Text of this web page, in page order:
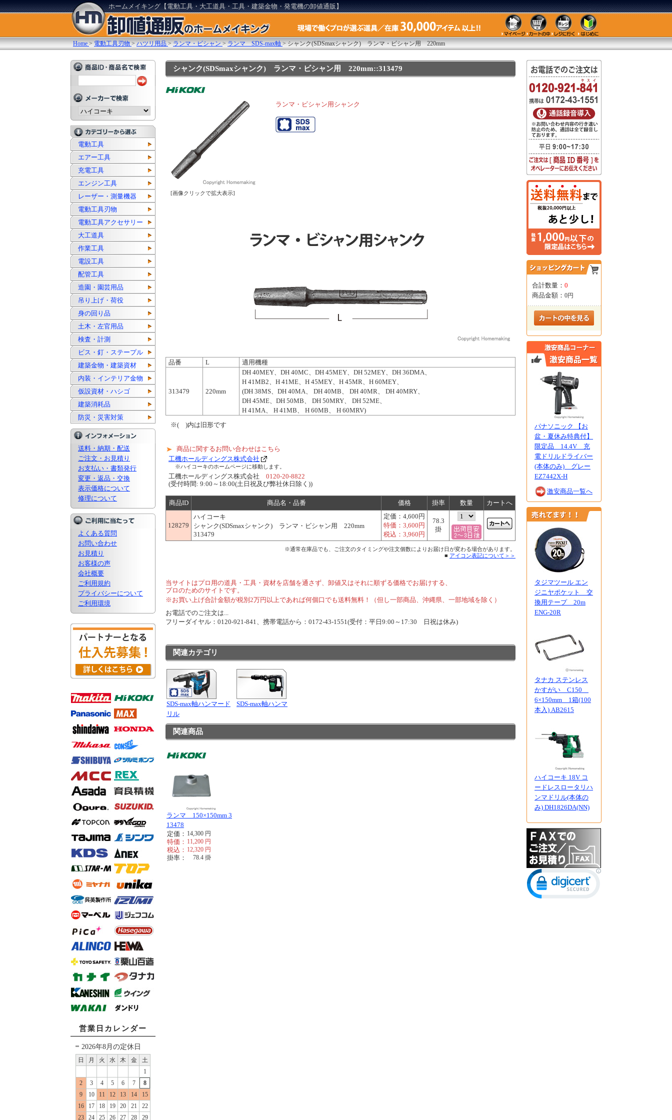
ホームメイキング【電動工具・大工道具・工具・建築金物・発電機の卸値通販】
Home >電動工具刃物 >ハツリ用品 >ランマ・ビシャン >ランマ SDS-max軸 >シャンク(SDSmaxシャンク) ランマ・ビシャン用 220mm
電動工具
エアー工具
充電工具
エンジン工具
レーザー・測量機器
電動工具刃物
電動工具アクセサリー
大工道具
作業工具
電設工具
配管工具
造園・園芸用品
吊り上げ・荷役
身の回り品
土木・左官用品
検査・計測
ビス・釘・ステープル
建築金物・建築資材
内装・インテリア金物
仮設資材・ハシゴ
建築消耗品
防災・災害対策
送料・納期・配送
ご注文・お見積り
お支払い・書類発行
変更・返品・交換
表示価格について
修理について
よくある質問
お問い合わせ
お見積り
お客様の声
会社概要
ご利用規約
プライバシーについて
ご利用環境
営業日カレンダー
2026年8月の定休日
日 月 火 水 木 金
土
1
2
3 4 5 6 7
8
9
10 11 12 13 14
15
16
17 18 19 20 21
22
23
24 25 26 27 28 29
シャンク(SDSmaxシャンク) ランマ・ビシャン用 220mm::313479
[画像クリックで拡大表示]
ランマ・ビシャン用シャンク
品番 L 適用機種
313479 220mm
DH 40MEY、DH 40MC、DH 45MEY、DH 52MEY、DH 36DMA、
H 41MB2、H 41ME、H 45MEY、H 45MR、H 60MEY、
(DH 38MS、DH 40MA、 DH 40MB、 DH 40MR、 DH 40MRY、
DH 45ME、DH 50MB、 DH 50MRY、 DH 52ME、
H 41MA、 H 41MB、 H 60MB、 H 60MRV)
※( )内は旧形です
商品に関するお問い合わせはこちら
工機ホールディングス株式会社
※ハイコーキのホームページに移動します。
工機ホールディングス株式会社 0120-20-8822
(受付時間: 9:00～18:00(土日祝及び弊社休日除く))
商品ID 商品名・品番 価格 掛率 数量 カートへ
128279
ハイコーキ
シャンク(SDSmaxシャンク) ランマ・ビシャン用 220mm
313479
定価： 4,600円
特価： 3,600円
税込： 3,960円
78.3
掛
※通常在庫品でも、ご注文のタイミングや注文個数によりお届け日が変わる場合があります。
■ アイコン表記について＞＞
当サイトはプロ用の道具・工具・資材を店舗を通さず、卸値又はそれに順ずる価格でお届けする、
プロのためのサイトです。
※お買い上げ合計金額が税別2万円以上であれば何個口でも送料無料！（但し一部商品、沖縄県、一部地域を除く）
お電話でのご注文は...
フリーダイヤル：0120-921-841、携帯電話から：0172-43-1551(受付：平日9:00～17:30 日祝は休み)
関連カテゴリ
SDS-max軸ハンマード
リル
SDS-max軸ハンマ
関連商品
ランマ 150×150mm 3
13478
定価： 14,300 円
特価： 11,200 円
税込： 12,320 円
掛率： 78.4 掛
合計数量： 0
商品金額： 0円
パナソニック 【お
盆・夏休み特典付】
限定品 14.4V 充
電ドリルドライバー
(本体のみ) グレー
EZ7442X-H
激安商品一覧へ
タジマツール エン
ジニヤポケット 交
換用テープ 20m
ENG-20R
タナカ ステンレス
かすがい C150
6×150mm 1箱(100
本入) AB2615
ハイコーキ 18V コ
ードレスロータリハ
ンマドリル(本体の
み) DH1826DA(NN)